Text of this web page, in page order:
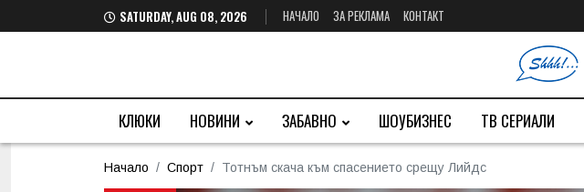
SATURDAY, AUG 08, 2026 НАЧАЛО ЗА РЕКЛАМА КОНТАКТ
КЛЮКИ НОВИНИ ЗАБАВНО ШОУБИЗНЕС ТВ СЕРИАЛИ
Начало Спорт Тотнъм скача към спасението срещу Лийдс